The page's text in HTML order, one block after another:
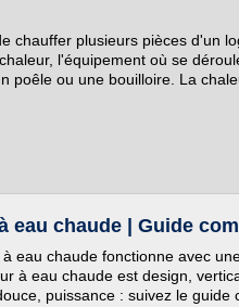
chauffer plusieurs pièces d'un
l'équipement où se
ou une bouilloire. La
eau chaude | Guide
eau chaude fonctionne avec
à eau chaude est design,
puissance : suivez le guide